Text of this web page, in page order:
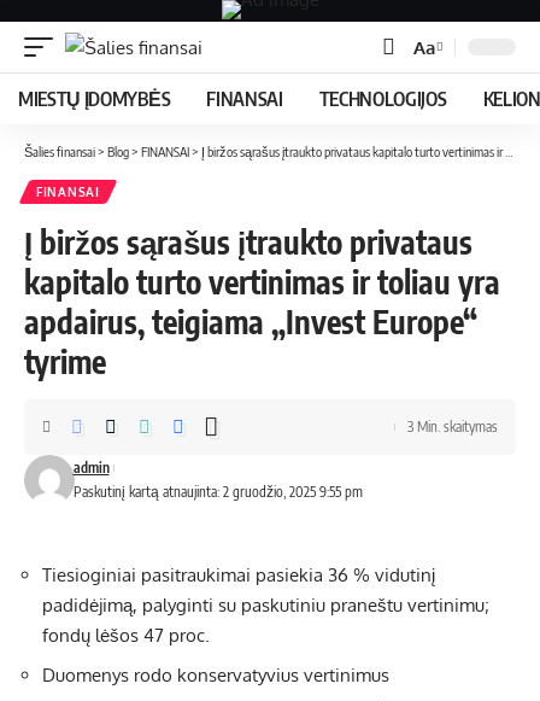
Aa
MIESTŲ ĮDOMYBĖS FINANSAI TECHNOLOGIJOS
Šalies finansai> Blog> FINANSAI> Į biržos sąrašus įtraukto privataus kapitalo turto vertinimas ir toliau yra apdairus, teigiama „Invest Europe“ tyrime
FINANSAI
Į biržos sąrašus įtraukto privataus
kapitalo turto vertinimas ir toliau yra
apdairus, teigiama „Invest Europe“
tyrime
Paskutinį kartą atnaujinta: 2 gruodžio, 2025 9:55 pm
admin
3 Min. skaitymas
Tiesioginiai pasitraukimai pasiekia 36 % vidutinį
padidėjimą, palyginti su paskutiniu praneštu vertinimu;
fondų lėšos 47 proc.
Duomenys rodo konservatyvius vertinimus